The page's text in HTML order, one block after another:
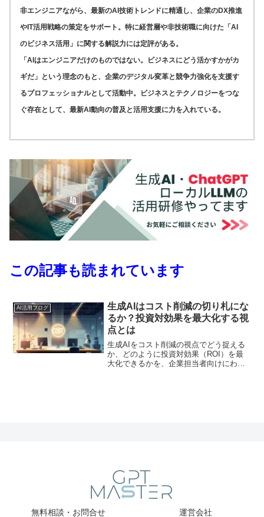
非エンジニアながら、最新のAI技術トレンドに精通し、企業のDX推進
やIT活用戦略の策定をサポート。特に経営層や非技術職に向けた「AI
のビジネス活用」に関する解説力には定評がある。
「AIはエンジニアだけのものではない。ビジネスにどう活かすかがカ
ギだ」という理念のもと、企業のデジタル変革と競争力強化を支援す
るプロフェッショナルとして活動中。ビジネスとテクノロジーをつな
ぐ存在として、最新AI動向の普及と活用支援に力を入れている。
この記事も読まれています
AI活用ブログ
生成AIはコスト削減の切り札にな
るか？投資対効果を最大化する視
点とは
生成AIをコスト削減の視点でどう捉える
か、どのように投資対効果（ROI）を最
大化できるかを、企業担当者向けにわか
無料相談・お問合せ 運営会社